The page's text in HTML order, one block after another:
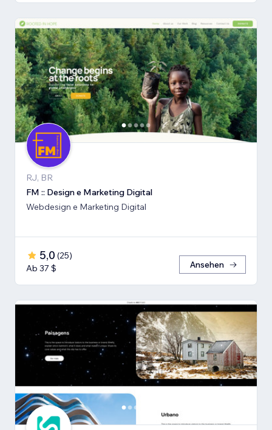
RJ, BR
FM :: Design e Marketing Digital
Webdesign e Marketing Digital
5,0 (25)
Ab 37 $
Ansehen